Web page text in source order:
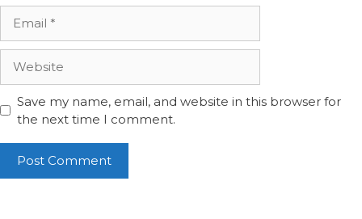
Save my name, email, and website in this browser for
the next time I comment.